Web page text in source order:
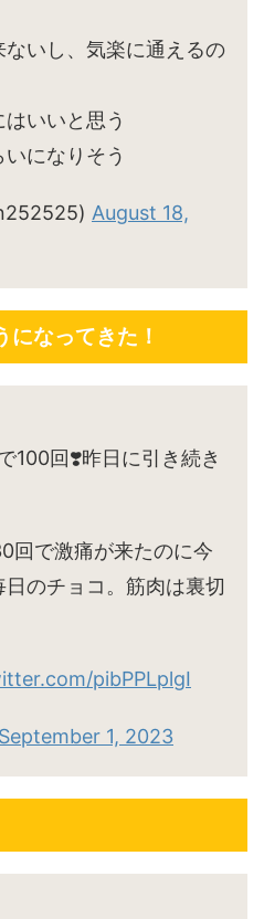
いし、気楽に通えるの
いいと思う
になりそう
August 18,
になってきた！
100回❣️昨日に引き続き
回で激痛が来たのに今
のチョコ。筋肉は裏切
pibPPLplgI
September 1, 2023